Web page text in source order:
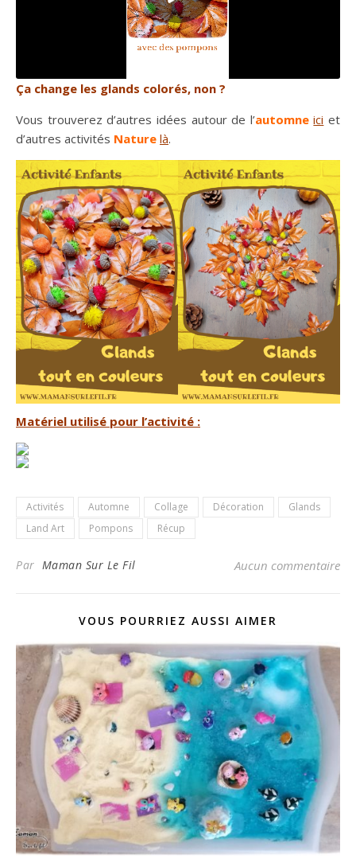
Ça change les glands colorés, non ?
Vous trouverez d’autres idées autour de l’automneici et
d’autres activités Nature là.
Matériel utilisé pour l’activité :
Activités Automne Collage Décoration
Glands
Land Art
Pompons Récup
Par Maman Sur Le Fil Aucun commentaire
VOUS POURRIEZ AUSSI AIMER